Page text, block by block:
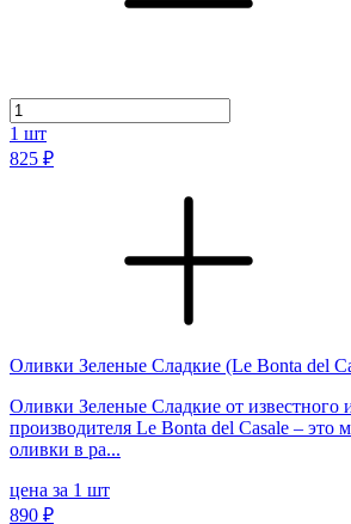
1 шт
825 ₽
Оливки Зеленые Сладкие (Le Bonta del
Оливки Зеленые Сладкие от известного
производителя Le Bonta del Casale – это
оливки в ра...
цена за 1 шт
890 ₽